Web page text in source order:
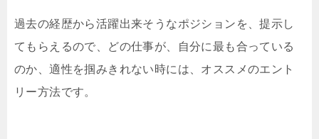
過去の経歴から活躍出来そうなポジションを、提示し
てもらえるので、どの仕事が、自分に最も合っている
のか、適性を掴みきれない時には、オススメのエント
リー方法です。